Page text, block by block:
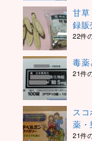
甘
録販
22件
毒薬
21件
ス
薬・
21件